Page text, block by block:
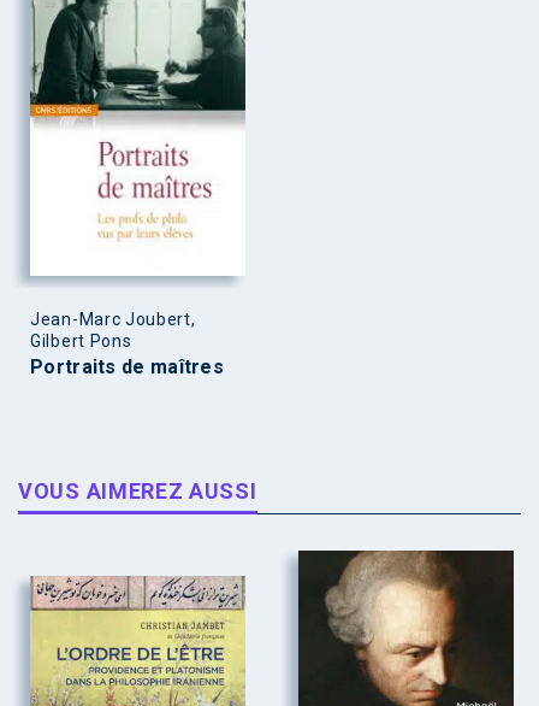
Jean-Marc Joubert,
Gilbert Pons
Portraits de maîtres
VOUS AIMEREZ AUSSI